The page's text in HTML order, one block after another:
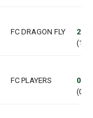
FC DRAGON FLY
2:0
(1:0,
FC PLAYERS
0:2
(0:0,